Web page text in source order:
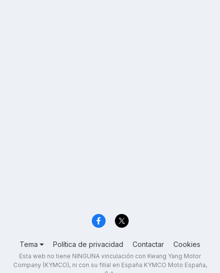
Tema Política de privacidad Contactar Cookies
Esta web no tiene NINGUNA vinculación con Kwang Yang Motor
Company (KYMCO), ni con su filial en España KYMCO Moto España,